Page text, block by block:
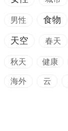
男性 食物
天空 春天
秋天 健康
海外 云